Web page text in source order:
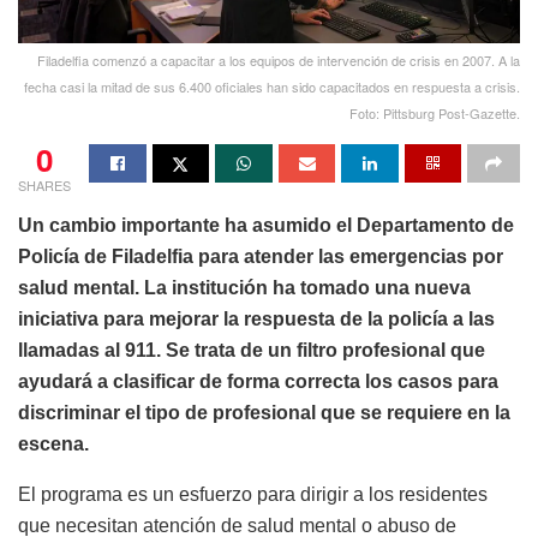
Filadelfia comenzó a capacitar a los equipos de intervención de crisis en 2007. A la
fecha casi la mitad de sus 6.400 oficiales han sido capacitados en respuesta a crisis.
Foto: Pittsburg Post-Gazette.
0
SHARES
Un cambio importante ha asumido el Departamento de
Policía de Filadelfia para atender las emergencias por
salud mental. La institución ha tomado una nueva
iniciativa para mejorar la respuesta de la policía a las
llamadas al 911. Se trata de un filtro profesional que
ayudará a clasificar de forma correcta los casos para
discriminar el tipo de profesional que se requiere en la
escena.
El programa es un esfuerzo para dirigir a los residentes
que necesitan atención de salud mental o abuso de